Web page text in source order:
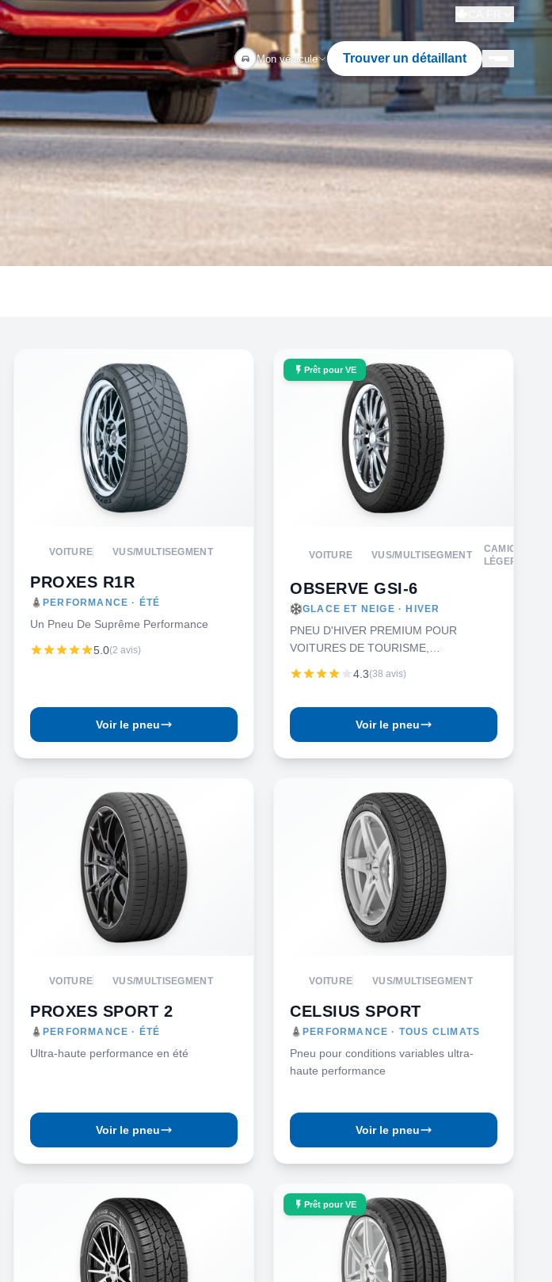
Mon véhicule Trouver un détaillant
VOITURE VUS/MULTISEGMENT
PROXES R1R
PERFORMANCE · ÉTÉ
Un Pneu De Suprême Performance
5.0(2 avis)
Voir le pneu
Prêt pour VE
VOITURE VUS/MULTISEGMENT
CAMION
LÉGER
OBSERVE GSI-6
GLACE ET NEIGE · HIVER
PNEU D'HIVER PREMIUM POUR
VOITURES DE TOURISME,
CAMIONNETTES
4.3(38 avis)
Voir le pneu
VOITURE VUS/MULTISEGMENT
PROXES SPORT 2
PERFORMANCE · ÉTÉ
Ultra-haute performance en été
Voir le pneu
VOITURE VUS/MULTISEGMENT
CELSIUS SPORT
PERFORMANCE · TOUS CLIMATS
Pneu pour conditions variables ultra-
haute performance
Voir le pneu
Prêt pour VE